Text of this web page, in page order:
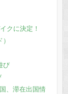
クに決定！
び
、滞在出国情